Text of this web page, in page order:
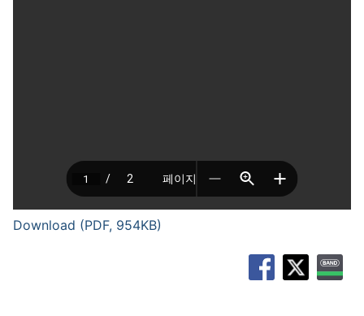
Download (PDF, 954KB)